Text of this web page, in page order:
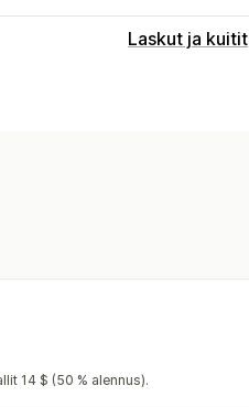
Laskut ja kuitit
14 $ (50 % alennus).